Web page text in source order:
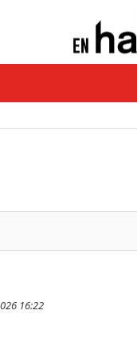
16:22